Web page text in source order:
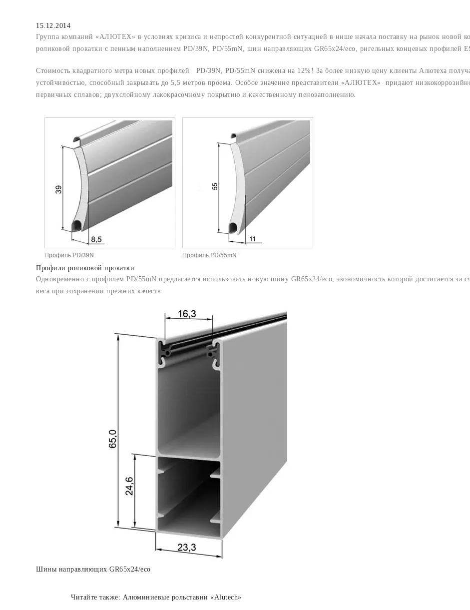
15.12.2014
Группа компаний «АЛЮТЕХ» в условиях кризиса и непростой конкурентной ситуацией в нише начала поставку на рынок новой
роликовой прокатки с пенным наполнением PD/39N, PD/55mN, шин направляющих GR65x24/eco, ригельных концевых профилей
Стоимость квадратного метра новых профилей PD/39N, PD/55mN снижена на 12%! За более низкую цену клиенты Алютеха
устойчивостью, способный закрывать до 5,5 метров проема. Особое значение представители «АЛЮТЕХ» придают
первичных сплавов; двухслойному лакокрасочному покрытию и качественному пенозаполнению.
Профили роликовой прокатки
Одновременно с профилем PD/55mN предлагается использовать новую шину GR65x24/eco, экономичность которой достигается
веса при сохранении прежних качеств.
Шины направляющих GR65x24/eco
Читайте также: Алюминиевые рольставни «Alutech»